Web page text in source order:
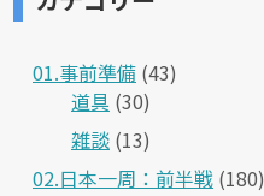
01.事前準備 (43)
道具 (30)
雑談 (13)
02.日本一周：前半戦 (180)